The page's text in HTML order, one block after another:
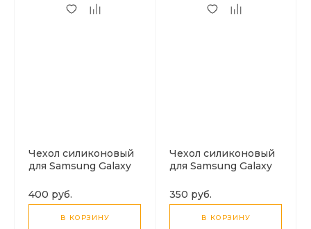
Чехол силиконовый
для Samsung Galaxy
прозрачный
400 руб.
В КОРЗИНУ
Чехол силиконовый
для Samsung Galaxy
защитой камеры, X-
CASE, черный
350 руб.
В КОРЗИНУ